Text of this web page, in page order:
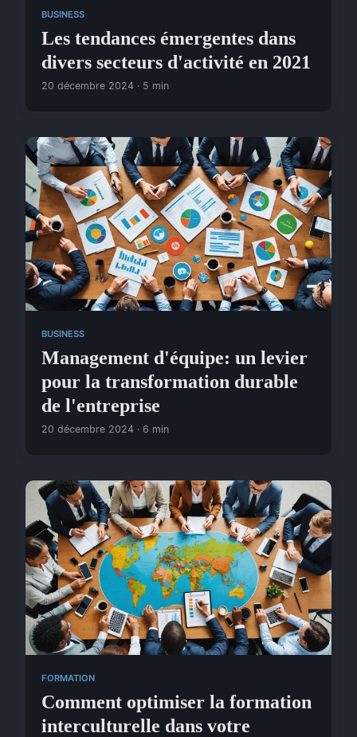
BUSINESS
Les tendances émergentes dans
divers secteurs d'activité en 2021
20 décembre 2024 · 5 min
BUSINESS
Management d'équipe: un levier
pour la transformation durable
de l'entreprise
20 décembre 2024 · 6 min
FORMATION
Comment optimiser la formation
interculturelle dans votre